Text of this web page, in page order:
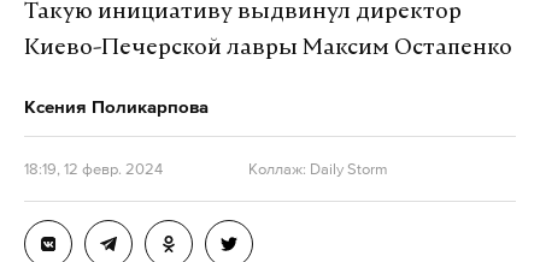
Такую инициативу выдвинул директор
Киево-Печерской лавры Максим Остапенко
Ксения Поликарпова
18:19, 12 февр. 2024 Коллаж: Daily Storm